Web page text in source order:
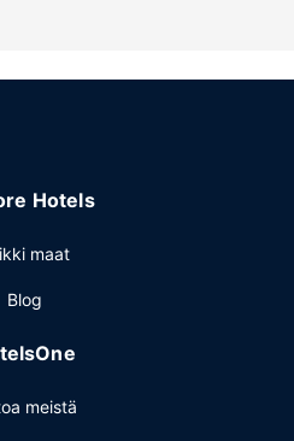
ilmaiset
asiakkailleen 130
ilmainen pysäköinti.
Hotels
maat
Blog
meistä